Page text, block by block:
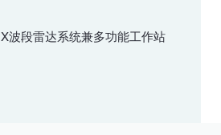
X波段雷达系统兼多功能工作站